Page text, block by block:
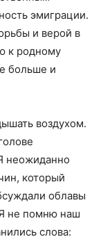
эмиграции.
и верой в
к родному
больше и
воздухом.
неожиданно
который
облавы
не помню наш
слова: